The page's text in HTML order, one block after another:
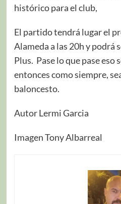
histórico para el club,
El partido tendrá lugar el
Alameda a las 20h y podrá
Plus. Pase lo que pase
entonces como siempre,
baloncesto.
Autor Lermi Garcia
Imagen Tony Albarreal